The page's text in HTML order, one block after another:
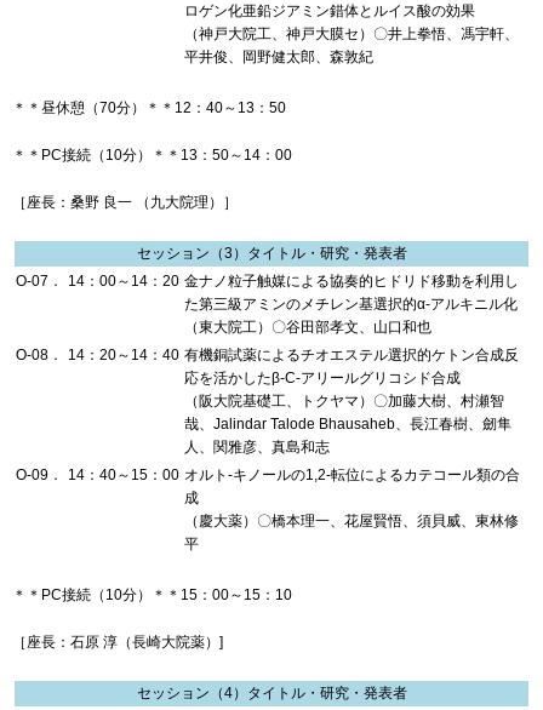
ロゲン化亜鉛ジアミン錯体とルイス酸の効果
（神戸大院工、神戸大膜セ）〇井上拳悟、馮宇軒、
平井俊、岡野健太郎、森敦紀
＊＊昼休憩（70分）＊＊12：40～13：50
＊＊PC接続（10分）＊＊13：50～14：00
［座長：桑野 良一 （九大院理）］
セッション（3）タイトル・研究・発表者
O-07．
14：00～14：20 金ナノ粒子触媒による協奏的ヒドリド移動を利用し
た第三級アミンのメチレン基選択的α-アルキニル化
（東大院工）〇谷田部孝文、山口和也
O-08．
14：20～14：40 有機銅試薬によるチオエステル選択的ケトン合成反
応を活かしたβ-C-アリールグリコシド合成
（阪大院基礎工、トクヤマ）〇加藤大樹、村瀬智
哉、Jalindar Talode Bhausaheb、長江春樹、劒隼
人、関雅彦、真島和志
O-09．
14：40～15：00 オルト-キノールの1,2-転位によるカテコール類の合
成
（慶大薬）〇橋本理一、花屋賢悟、須貝威、東林修
平
＊＊PC接続（10分）＊＊15：00～15：10
［座長：石原 淳（長崎大院薬）]
セッション（4）タイトル・研究・発表者